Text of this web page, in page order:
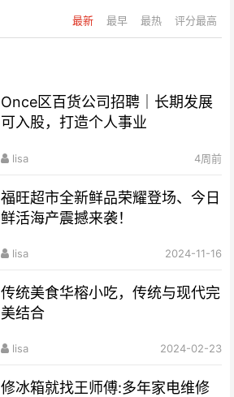
最新 最早 最热 评分最高
Once区百货公司招聘｜长期发展
可入股，打造个人事业
lisa 4周前
福旺超市全新鲜品荣耀登场、今日
鲜活海产震撼来袭！
lisa 2024-11-16
传统美食华榕小吃，传统与现代完
美结合
lisa 2024-02-23
修冰箱就找王师傅:多年家电维修